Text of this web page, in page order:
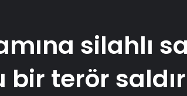
silahlı
terör